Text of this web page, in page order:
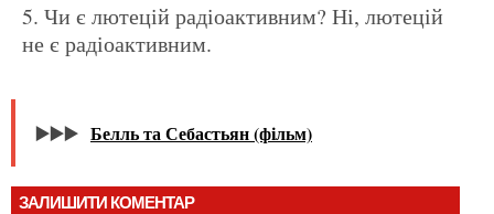
Чи є лютецій радіоактивним? Ні, лютецій
не є радіоактивним.
▶️▶️▶️ Белль та Себастьян (фільм)
ЗАЛИШИТИ КОМЕНТАР